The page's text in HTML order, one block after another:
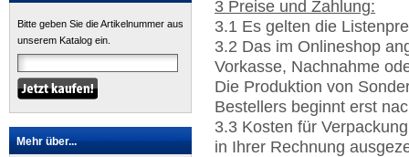
Bitte geben Sie die Artikelnummer aus
unserem Katalog ein.
Mehr über...
3 Preise und Zahlung:
3.1 Es gelten die
3.2 Das im Onlineshop
Vorkasse, Nachnahme
Die Produktion von
Bestellers beginnt erst
3.3 Kosten für
in Ihrer Rechnung